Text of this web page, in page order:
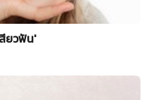
ยวฟัน'